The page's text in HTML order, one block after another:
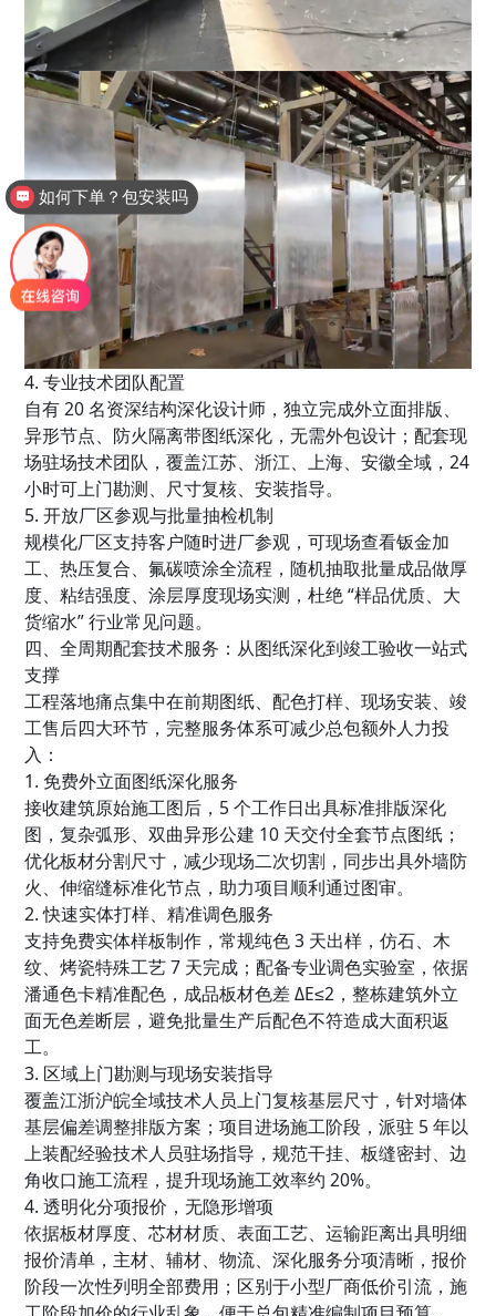
4. 专业技术团队配置
自有 20 名资深结构深化设计师，独立完成外立面排版、
异形节点、防火隔离带图纸深化，无需外包设计；配套现
场驻场技术团队，覆盖江苏、浙江、上海、安徽全域，24
小时可上门勘测、尺寸复核、安装指导。
5. 开放厂区参观与批量抽检机制
规模化厂区支持客户随时进厂参观，可现场查看钣金加
工、热压复合、氟碳喷涂全流程，随机抽取批量成品做厚
度、粘结强度、涂层厚度现场实测，杜绝 “样品优质、大
货缩水” 行业常见问题。
四、全周期配套技术服务：从图纸深化到竣工验收一站式
支撑
工程落地痛点集中在前期图纸、配色打样、现场安装、竣
工售后四大环节，完整服务体系可减少总包额外人力投
入：
1. 免费外立面图纸深化服务
接收建筑原始施工图后，5 个工作日出具标准排版深化
图，复杂弧形、双曲异形公建 10 天交付全套节点图纸；
优化板材分割尺寸，减少现场二次切割，同步出具外墙防
火、伸缩缝标准化节点，助力项目顺利通过图审。
2. 快速实体打样、精准调色服务
支持免费实体样板制作，常规纯色 3 天出样，仿石、木
纹、烤瓷特殊工艺 7 天完成；配备专业调色实验室，依据
潘通色卡精准配色，成品板材色差 ΔE≤2，整栋建筑外立
面无色差断层，避免批量生产后配色不符造成大面积返
工。
3. 区域上门勘测与现场安装指导
覆盖江浙沪皖全域技术人员上门复核基层尺寸，针对墙体
基层偏差调整排版方案；项目进场施工阶段，派驻 5 年以
上装配经验技术人员驻场指导，规范干挂、板缝密封、边
角收口施工流程，提升现场施工效率约 20%。
4. 透明化分项报价，无隐形增项
依据板材厚度、芯材材质、表面工艺、运输距离出具明细
报价清单，主材、辅材、物流、深化服务分项清晰，报价
阶段一次性列明全部费用；区别于小型厂商低价引流，施
厂家电话多少？
如何下单？包安装吗